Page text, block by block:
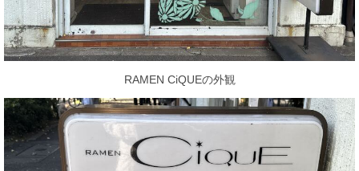
RAMEN CiQUEの外観